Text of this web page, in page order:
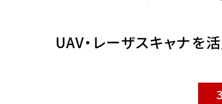
UAV・レーザスキャナを